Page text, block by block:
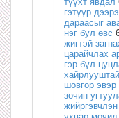
гэтүүр
дараасыг
нэг бул өвс
жигтэй
царайчлах
гэр бүл
шовгор эвэр
зочин